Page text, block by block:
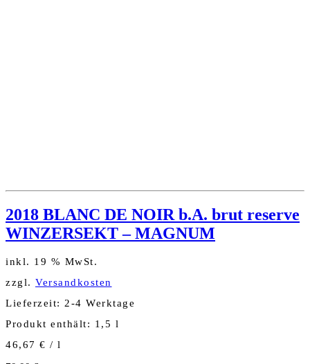
2018 BLANC DE NOIR b.A. brut reserve
WINZERSEKT – MAGNUM
inkl. 19 % MwSt.
zzgl. Versandkosten
Lieferzeit: 2-4 Werktage
Produkt enthält: 1,5 l
46,67 € / l